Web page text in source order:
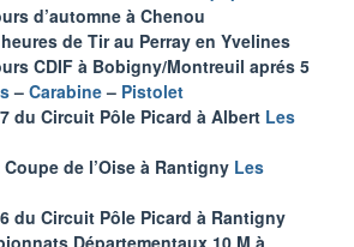
d’automne à Chenou
de Tir au Perray en Yvelines
CDIF à Bobigny/Montreuil aprés 5
– Carabine– Pistolet
du Circuit Pôle Picard à Albert Les
de l’Oise à Rantigny Les
du Circuit Pôle Picard à Rantigny
Départementaux 10 M à